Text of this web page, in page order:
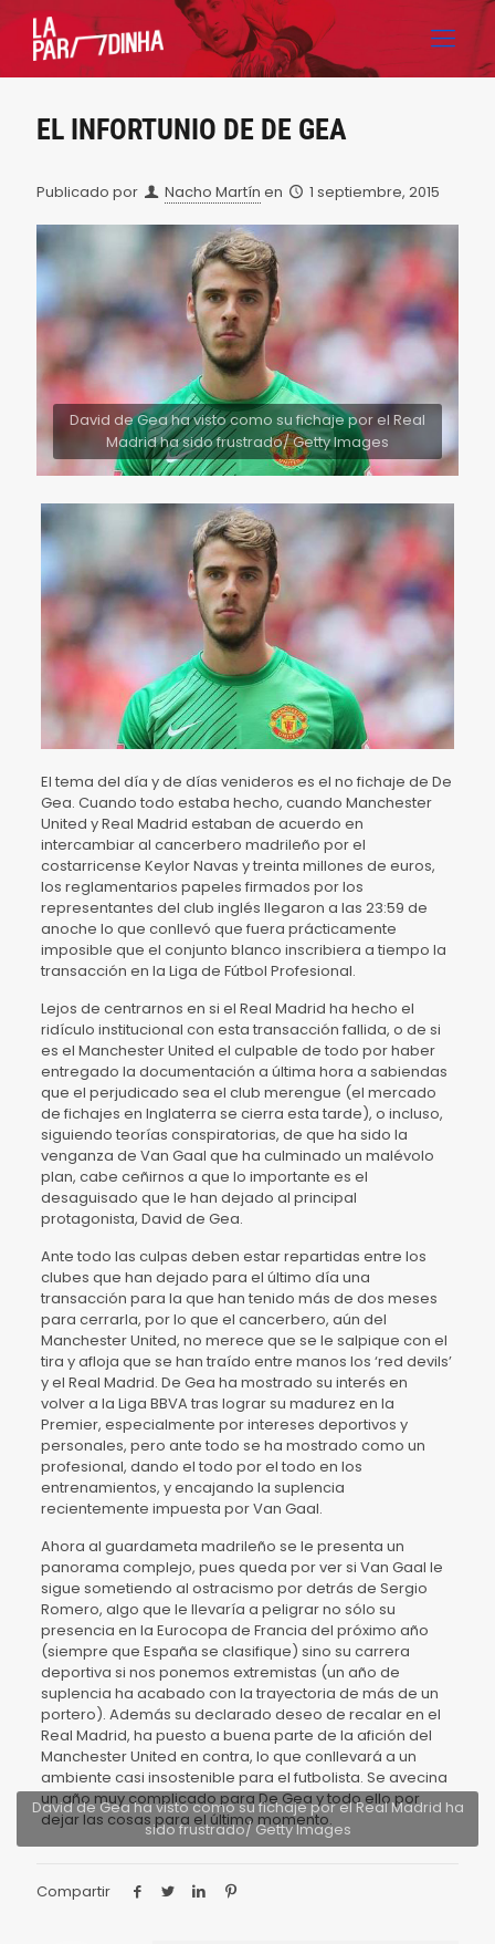
EL INFORTUNIO DE DE GEA
Publicado por Nacho Martín en 1 septiembre, 2015
David de Gea ha visto como su fichaje por el Real
Madrid ha sido frustrado/ Getty Images
David de Gea ha visto como su fichaje por el Real Madrid ha
sido frustrado/ Getty Images
El tema del día y de días venideros es el no fichaje de De
Gea. Cuando todo estaba hecho, cuando Manchester
United y Real Madrid estaban de acuerdo en
intercambiar al cancerbero madrileño por el
costarricense Keylor Navas y treinta millones de euros,
los reglamentarios papeles firmados por los
representantes del club inglés llegaron a las 23:59 de
anoche lo que conllevó que fuera prácticamente
imposible que el conjunto blanco inscribiera a tiempo la
transacción en la Liga de Fútbol Profesional.
Lejos de centrarnos en si el Real Madrid ha hecho el
ridículo institucional con esta transacción fallida, o de si
es el Manchester United el culpable de todo por haber
entregado la documentación a última hora a sabiendas
que el perjudicado sea el club merengue (el mercado
de fichajes en Inglaterra se cierra esta tarde), o incluso,
siguiendo teorías conspiratorias, de que ha sido la
venganza de Van Gaal que ha culminado un malévolo
plan, cabe ceñirnos a que lo importante es el
desaguisado que le han dejado al principal
protagonista, David de Gea.
Ante todo las culpas deben estar repartidas entre los
clubes que han dejado para el último día una
transacción para la que han tenido más de dos meses
para cerrarla, por lo que el cancerbero, aún del
Manchester United, no merece que se le salpique con el
tira y afloja que se han traído entre manos los ‘red devils’
y el Real Madrid. De Gea ha mostrado su interés en
volver a la Liga BBVA tras lograr su madurez en la
Premier, especialmente por intereses deportivos y
personales, pero ante todo se ha mostrado como un
profesional, dando el todo por el todo en los
entrenamientos, y encajando la suplencia
recientemente impuesta por Van Gaal.
Ahora al guardameta madrileño se le presenta un
panorama complejo, pues queda por ver si Van Gaal le
sigue sometiendo al ostracismo por detrás de Sergio
Romero, algo que le llevaría a peligrar no sólo su
presencia en la Eurocopa de Francia del próximo año
(siempre que España se clasifique) sino su carrera
deportiva si nos ponemos extremistas (un año de
suplencia ha acabado con la trayectoria de más de un
portero). Además su declarado deseo de recalar en el
Real Madrid, ha puesto a buena parte de la afición del
Manchester United en contra, lo que conllevará a un
ambiente casi insostenible para el futbolista. Se avecina
un año muy complicado para De Gea y todo ello por
dejar las cosas para el último momento.
Compartir